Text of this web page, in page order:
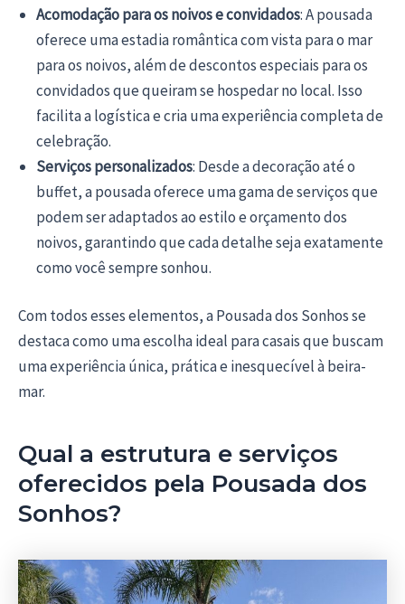
Acomodação para os noivos e convidados: A pousada
oferece uma estadia romântica com vista para o mar
para os noivos, além de descontos especiais para os
convidados que queiram se hospedar no local. Isso
facilita a logística e cria uma experiência completa de
celebração.
Serviços personalizados: Desde a decoração até o
buffet, a pousada oferece uma gama de serviços que
podem ser adaptados ao estilo e orçamento dos
noivos, garantindo que cada detalhe seja exatamente
como você sempre sonhou.
Com todos esses elementos, a Pousada dos Sonhos se
destaca como uma escolha ideal para casais que buscam
uma experiência única, prática e inesquecível à beira-
mar.
Qual a estrutura e serviços
oferecidos pela Pousada dos
Sonhos?